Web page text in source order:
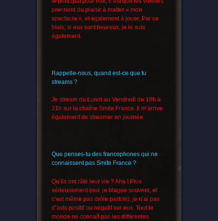
prennent du plaisir à matter « mon
spectacle », et également à jouer. Par ce
biais, si eux sont heureux, je le suis
également.
Rappelle-nous, quand est-ce que tu
streams ?
Je stream du Lundi au Vendredi de 18h à
21h sur la chaîne Smite France. Il m’arrive
également de streamer en journée.
Que penses-tu des francophones qui ne
connaissent pas Smite France ?
Qu’ils ont râté leur vie ? Aha ! Plus
sérieusement (oui, je blague souvent, et
c’est même pas drôle parfois), je n’ai pas
d’avis positif ou négatif sur eux. Tout le
monde ne connaît pas les différentes